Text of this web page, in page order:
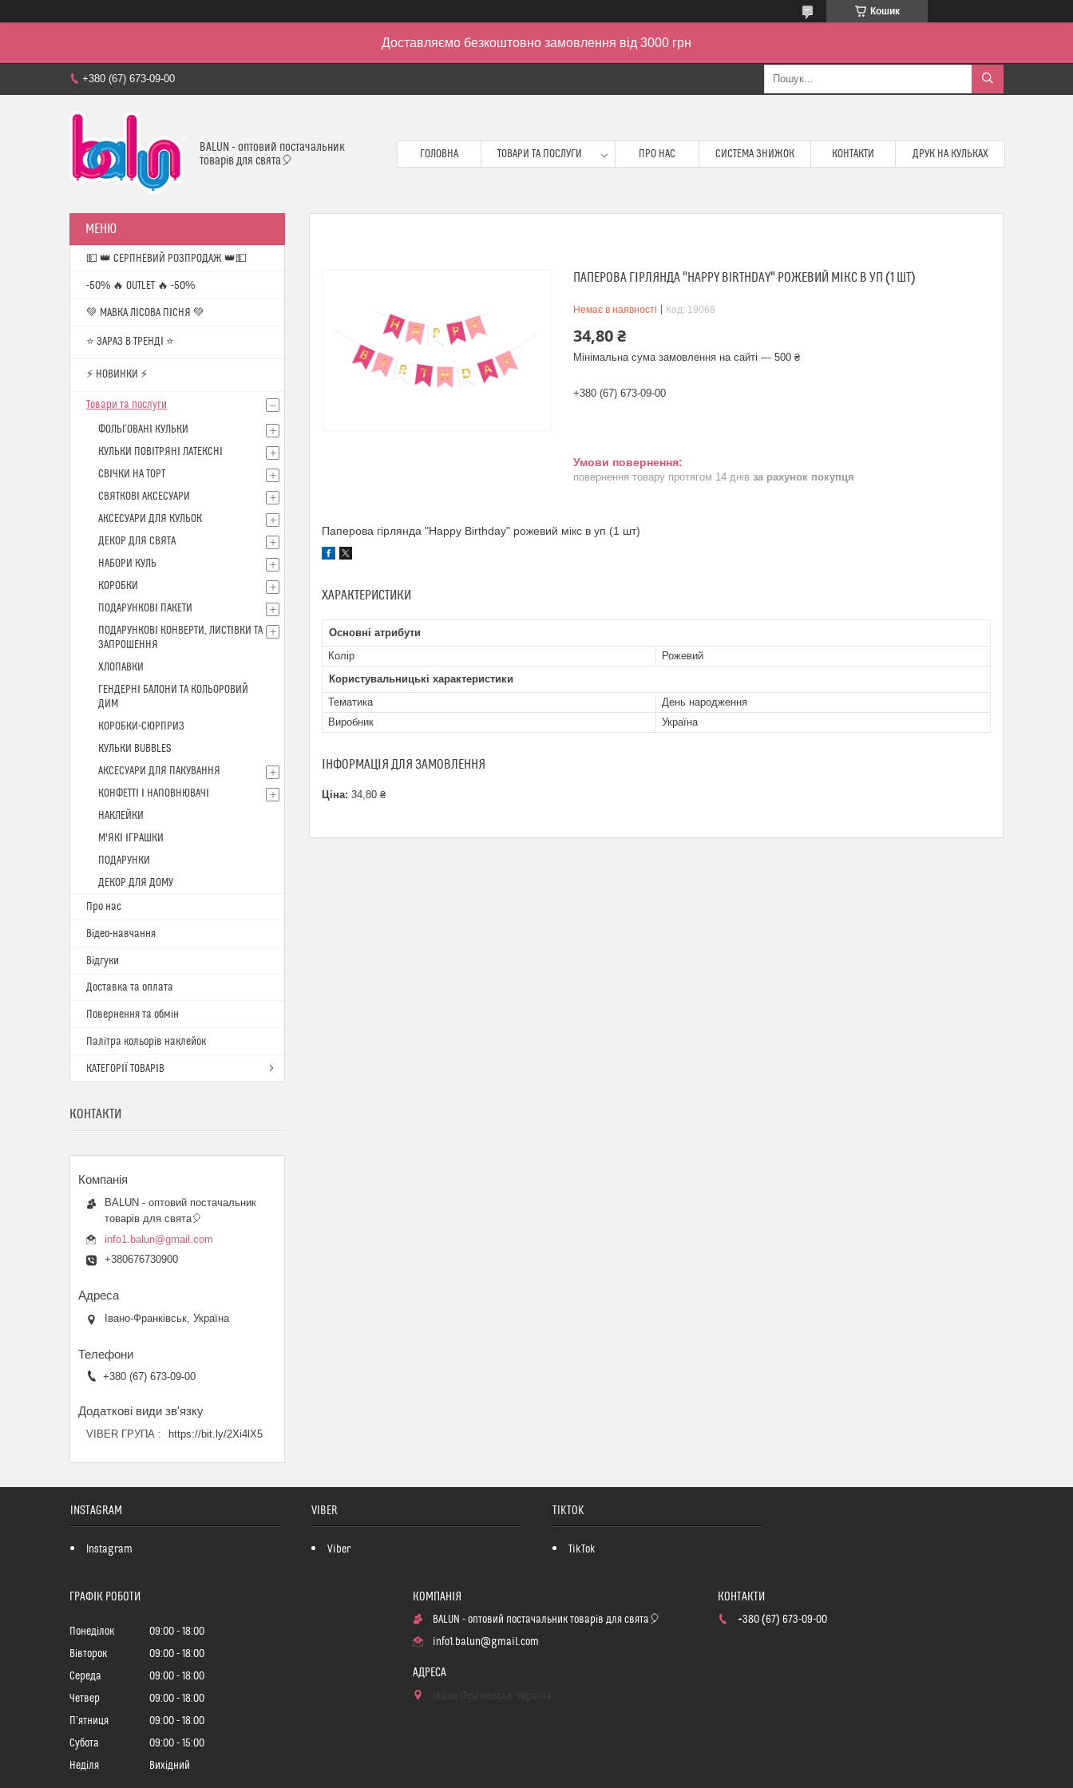
Кошик
Доставляємо безкоштовно замовлення від 3000 грн
+380 (67) 673-09-00
BALUN - оптовий постачальник
товарів для свята🎈
ГОЛОВНА ТОВАРИ ТА ПОСЛУГИ ПРО НАС СИСТЕМА ЗНИЖОК КОНТАКТИ ДРУК НА КУЛЬКАХ
ПАПЕРОВА ГІРЛЯНДА "HAPPY BIRTHDAY" РОЖЕВИЙ МІКС В УП (1 ШТ)
Немає в наявності Код: 19068
34,80 ₴
Мінімальна сума замовлення на сайті — 500 ₴
+380 (67) 673-09-00
повернення товару протягом 14 днів за рахунок покупця
Паперова гірлянда "Happy Birthday" рожевий мікс в уп (1 шт)
ХАРАКТЕРИСТИКИ
Основні атрибути
Колір
Рожевий
Користувальницькі характеристики
Тематика
День народження
Виробник
Україна
ІНФОРМАЦІЯ ДЛЯ ЗАМОВЛЕННЯ
Ціна: 34,80 ₴
💵 👑 СЕРПНЕВИЙ РОЗПРОДАЖ 👑💵
-50% 🔥 OUTLET 🔥 -50%
💚 МАВКА ЛІСОВА ПІСНЯ 💚
⭐️ ЗАРАЗ В ТРЕНДІ ⭐️
⚡ НОВИНКИ ⚡
Товари та послуги
ФОЛЬГОВАНІ КУЛЬКИ
КУЛЬКИ ПОВІТРЯНІ ЛАТЕКСНІ
СВІЧКИ НА ТОРТ
СВЯТКОВІ АКСЕСУАРИ
АКСЕСУАРИ ДЛЯ КУЛЬОК
ДЕКОР ДЛЯ СВЯТА
НАБОРИ КУЛЬ
КОРОБКИ
ПОДАРУНКОВІ ПАКЕТИ
ПОДАРУНКОВІ КОНВЕРТИ, ЛИСТІВКИ ТА
ЗАПРОШЕННЯ
ХЛОПАВКИ
ГЕНДЕРНІ БАЛОНИ ТА КОЛЬОРОВИЙ
ДИМ
КОРОБКИ-СЮРПРИЗ
КУЛЬКИ BUBBLES
АКСЕСУАРИ ДЛЯ ПАКУВАННЯ
КОНФЕТТІ І НАПОВНЮВАЧІ
НАКЛЕЙКИ
М'ЯКІ ІГРАШКИ
ПОДАРУНКИ
ДЕКОР ДЛЯ ДОМУ
Про нас
Відео-навчання
Відгуки
Доставка та оплата
Повернення та обмін
Палітра кольорів наклейок
КАТЕГОРІЇ ТОВАРІВ
КОНТАКТИ
BALUN - оптовий постачальник
товарів для свята🎈
info1.balun@gmail.com
+380676730900
Івано-Франківськ, Україна
+380 (67) 673-09-00
VIBER ГРУПА https://bit.ly/2Xi4lX5
INSTAGRAM
Instagram
VIBER
Viber
TIKTOK
TikTok
ГРАФІК РОБОТИ
Понеділок 09:00
18:00
Вівторок
09:00
18:00
Середа
09:00
18:00
Четвер
09:00
18:00
Пʼятниця
09:00
18:00
Субота
09:00
15:00
Неділя
Вихідний
BALUN - оптовий постачальник товарів для свята🎈
info1.balun@gmail.com
+380 (67) 673-09-00